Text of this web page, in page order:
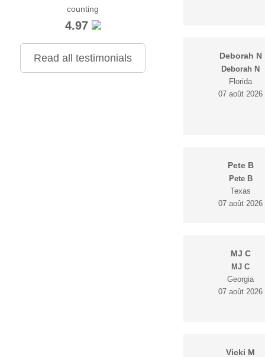
counting
4.97
Read all testimonials Deborah N
Deborah N
Florida
07 août 2026
Pete B
Pete B
Texas
07 août 2026
MJ C
MJ C
Georgia
07 août 2026
Vicki M